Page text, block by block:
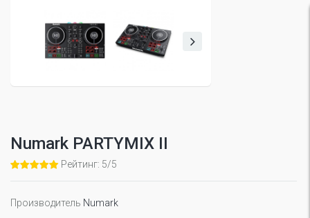
Numark PARTYMIX II
Рейтинг: 5/5
Производитель Numark